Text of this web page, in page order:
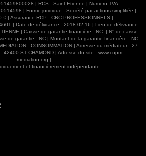
où la nature est omniprésente. Une
rare par son potentiel et son
qui séduira les amateurs de
porteurs de projets en quête
275 000 € honoraires
au RSAC ST ETIENNE 482
| RCS : Saint-Etienne | Numero TVA
| Forme juridique : Société par actions simplifiée |
| Assurance RCP : CRC PROFESSIONNELS |
| Date de délivrance : 2018-02-16 | Lieu de délivrance
| Caisse de garantie financière : NC. | N° de caisse
de garantie : NC | Montant de la garantie financière : NC
- CONSOMMATION | Adresse du médiateur : 27
42400 ST CHAMOND | Adresse du site : www.cnpm-
mediation.org
et financièrement indépendante